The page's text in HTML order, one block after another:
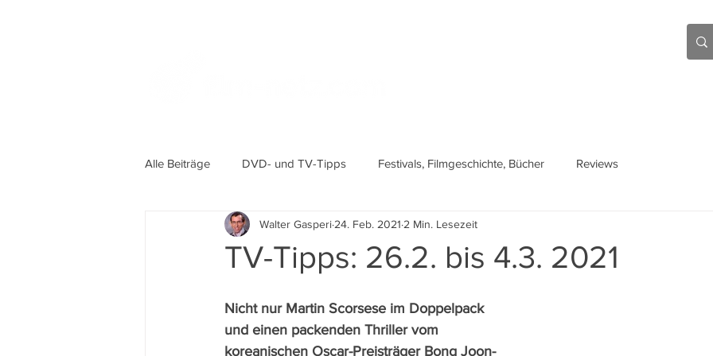
Alle Beiträge DVD- und TV-Tipps Festivals, Filmgeschichte, Bücher Reviews
TV-Tipps: 26.2. bis 4.3. 2021
Walter Gasperi 24. Feb. 2021 2 Min. Lesezeit
Nicht nur Martin Scorsese im Doppelpack
und einen packenden Thriller vom
koreanischen Oscar-Preisträger Bong Joon-